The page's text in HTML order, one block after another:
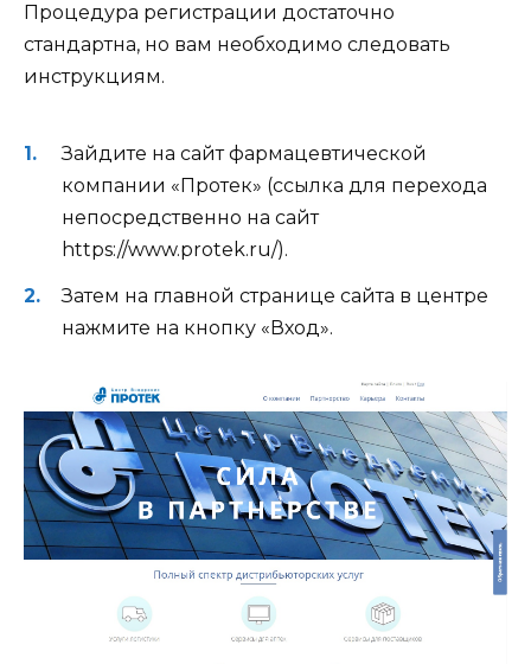
Процедура регистрации достаточно
стандартна, но вам необходимо следовать
инструкциям.
Зайдите на сайт фармацевтической
компании «Протек» (ссылка для перехода
непосредственно на сайт
https://www.protek.ru/).
Затем на главной странице сайта в центре
нажмите на кнопку «Вход».